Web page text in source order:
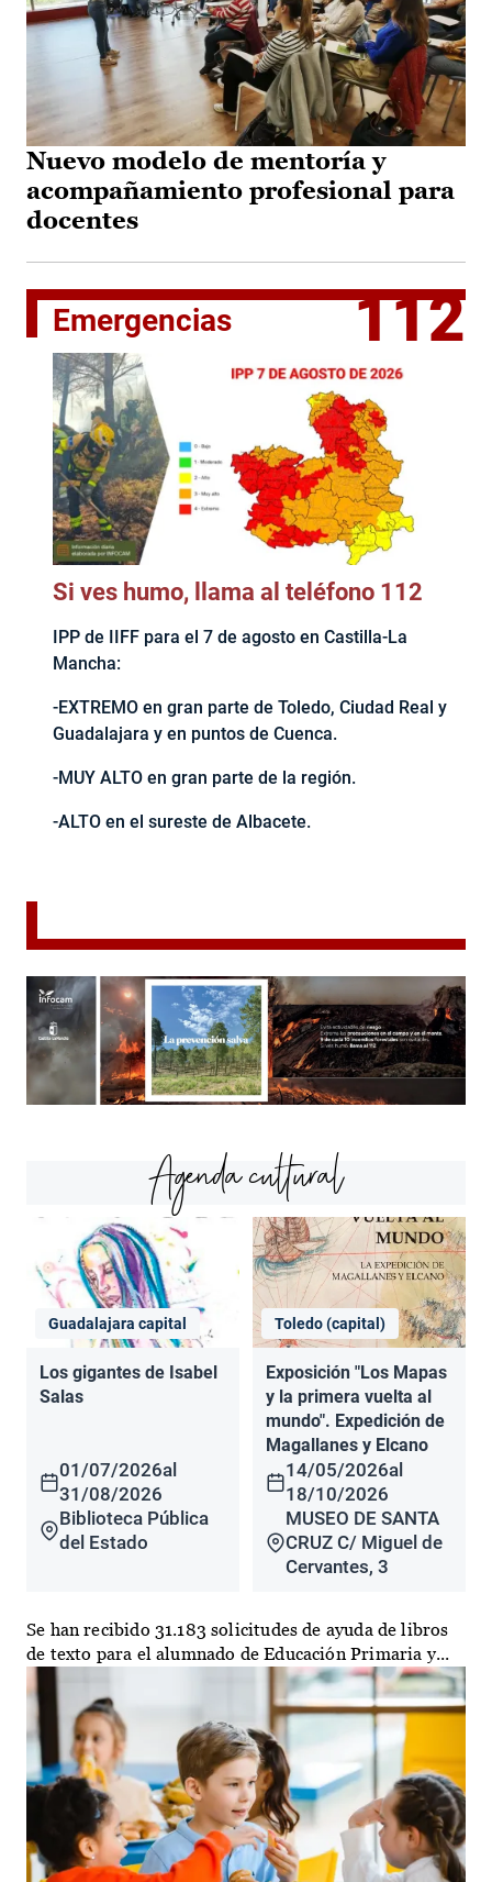
Nuevo modelo de mentoría y
acompañamiento profesional para
docentes
Emergencias 112
Si ves humo, llama al teléfono 112
IPP de IIFF para el 7 de agosto en Castilla-La
Mancha:
-EXTREMO en gran parte de Toledo, Ciudad Real y
Guadalajara y en puntos de Cuenca.
-MUY ALTO en gran parte de la región.
-ALTO en el sureste de Albacete.
Agenda cultural
Guadalajara capital
Los gigantes de Isabel
Salas
01/07/2026al
31/08/2026
Biblioteca Pública
del Estado
Toledo (capital)
Exposición "Los Mapas
y la primera vuelta al
mundo". Expedición de
Magallanes y Elcano
14/05/2026al
18/10/2026
MUSEO DE SANTA
CRUZ C/ Miguel de
Cervantes, 3
Se han recibido 31.183 solicitudes de ayuda de libros
de texto para el alumnado de Educación Primaria y...